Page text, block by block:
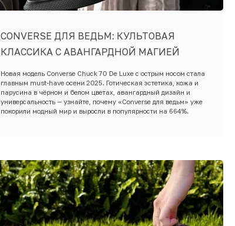
CONVERSE ДЛЯ ВЕДЬМ: КУЛЬТОВАЯ
КЛАССИКА С АВАНГАРДНОЙ МАГИЕЙ
Новая модель Converse Chuck 70 De Luxe с острым носом стала
главным must-have осени 2025. Готическая эстетика, кожа и
парусина в чёрном и белом цветах, авангардный дизайн и
универсальность — узнайте, почему «Converse для ведьм» уже
покорили модный мир и выросли в популярности на 664%.